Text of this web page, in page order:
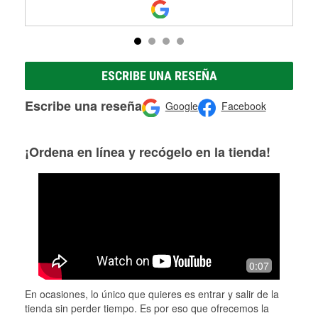
ESCRIBE UNA RESEÑA
Escribe una reseña Google Facebook
¡Ordena en línea y recógelo en la tienda!
0:07
En ocasiones, lo único que quieres es entrar y salir de la
tienda sin perder tiempo. Es por eso que ofrecemos la